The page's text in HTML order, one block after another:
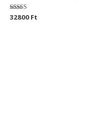
Értékelés:
5.00
32800 Ft